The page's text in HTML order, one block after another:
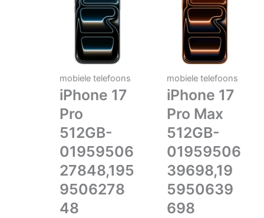
mobiele telefoons
iPhone 17
Pro
512GB-
01959506
27848,195
9506278
48
mobiele telefoons
iPhone 17
Pro Max
512GB-
01959506
39698,19
5950639
698